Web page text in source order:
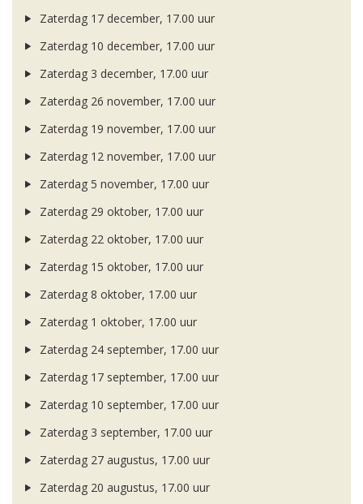
Zaterdag 17 december, 17.00 uur
Zaterdag 10 december, 17.00 uur
Zaterdag 3 december, 17.00 uur
Zaterdag 26 november, 17.00 uur
Zaterdag 19 november, 17.00 uur
Zaterdag 12 november, 17.00 uur
Zaterdag 5 november, 17.00 uur
Zaterdag 29 oktober, 17.00 uur
Zaterdag 22 oktober, 17.00 uur
Zaterdag 15 oktober, 17.00 uur
Zaterdag 8 oktober, 17.00 uur
Zaterdag 1 oktober, 17.00 uur
Zaterdag 24 september, 17.00 uur
Zaterdag 17 september, 17.00 uur
Zaterdag 10 september, 17.00 uur
Zaterdag 3 september, 17.00 uur
Zaterdag 27 augustus, 17.00 uur
Zaterdag 20 augustus, 17.00 uur